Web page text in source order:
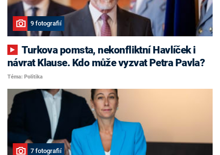
9 fotografií
Turkova pomsta, nekonfliktní Havlíček i
návrat Klause. Kdo může vyzvat Petra Pavla?
Téma: Politika
7 fotografií